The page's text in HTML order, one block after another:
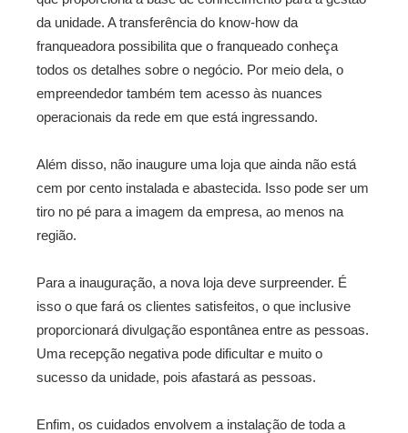
da unidade. A transferência do know-how da
franqueadora possibilita que o franqueado conheça
todos os detalhes sobre o negócio. Por meio dela, o
empreendedor também tem acesso às nuances
operacionais da rede em que está ingressando.
Além disso, não inaugure uma loja que ainda não está
cem por cento instalada e abastecida. Isso pode ser um
tiro no pé para a imagem da empresa, ao menos na
região.
Para a inauguração, a nova loja deve surpreender. É
isso o que fará os clientes satisfeitos, o que inclusive
proporcionará divulgação espontânea entre as pessoas.
Uma recepção negativa pode dificultar e muito o
sucesso da unidade, pois afastará as pessoas.
Enfim, os cuidados envolvem a instalação de toda a